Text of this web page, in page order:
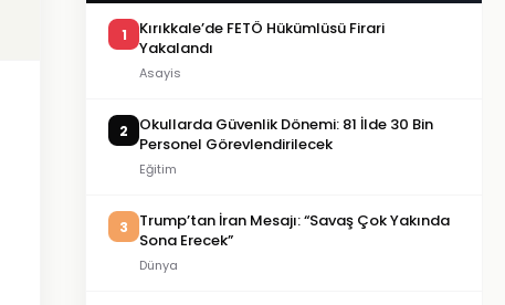
1
Kırıkkale’de FETÖ Hükümlüsü Firari
Yakalandı
Asayis
2
Okullarda Güvenlik Dönemi: 81 İlde 30 Bin
Personel Görevlendirilecek
Eğitim
3
Trump’tan İran Mesajı: “Savaş Çok Yakında
Sona Erecek”
Dünya